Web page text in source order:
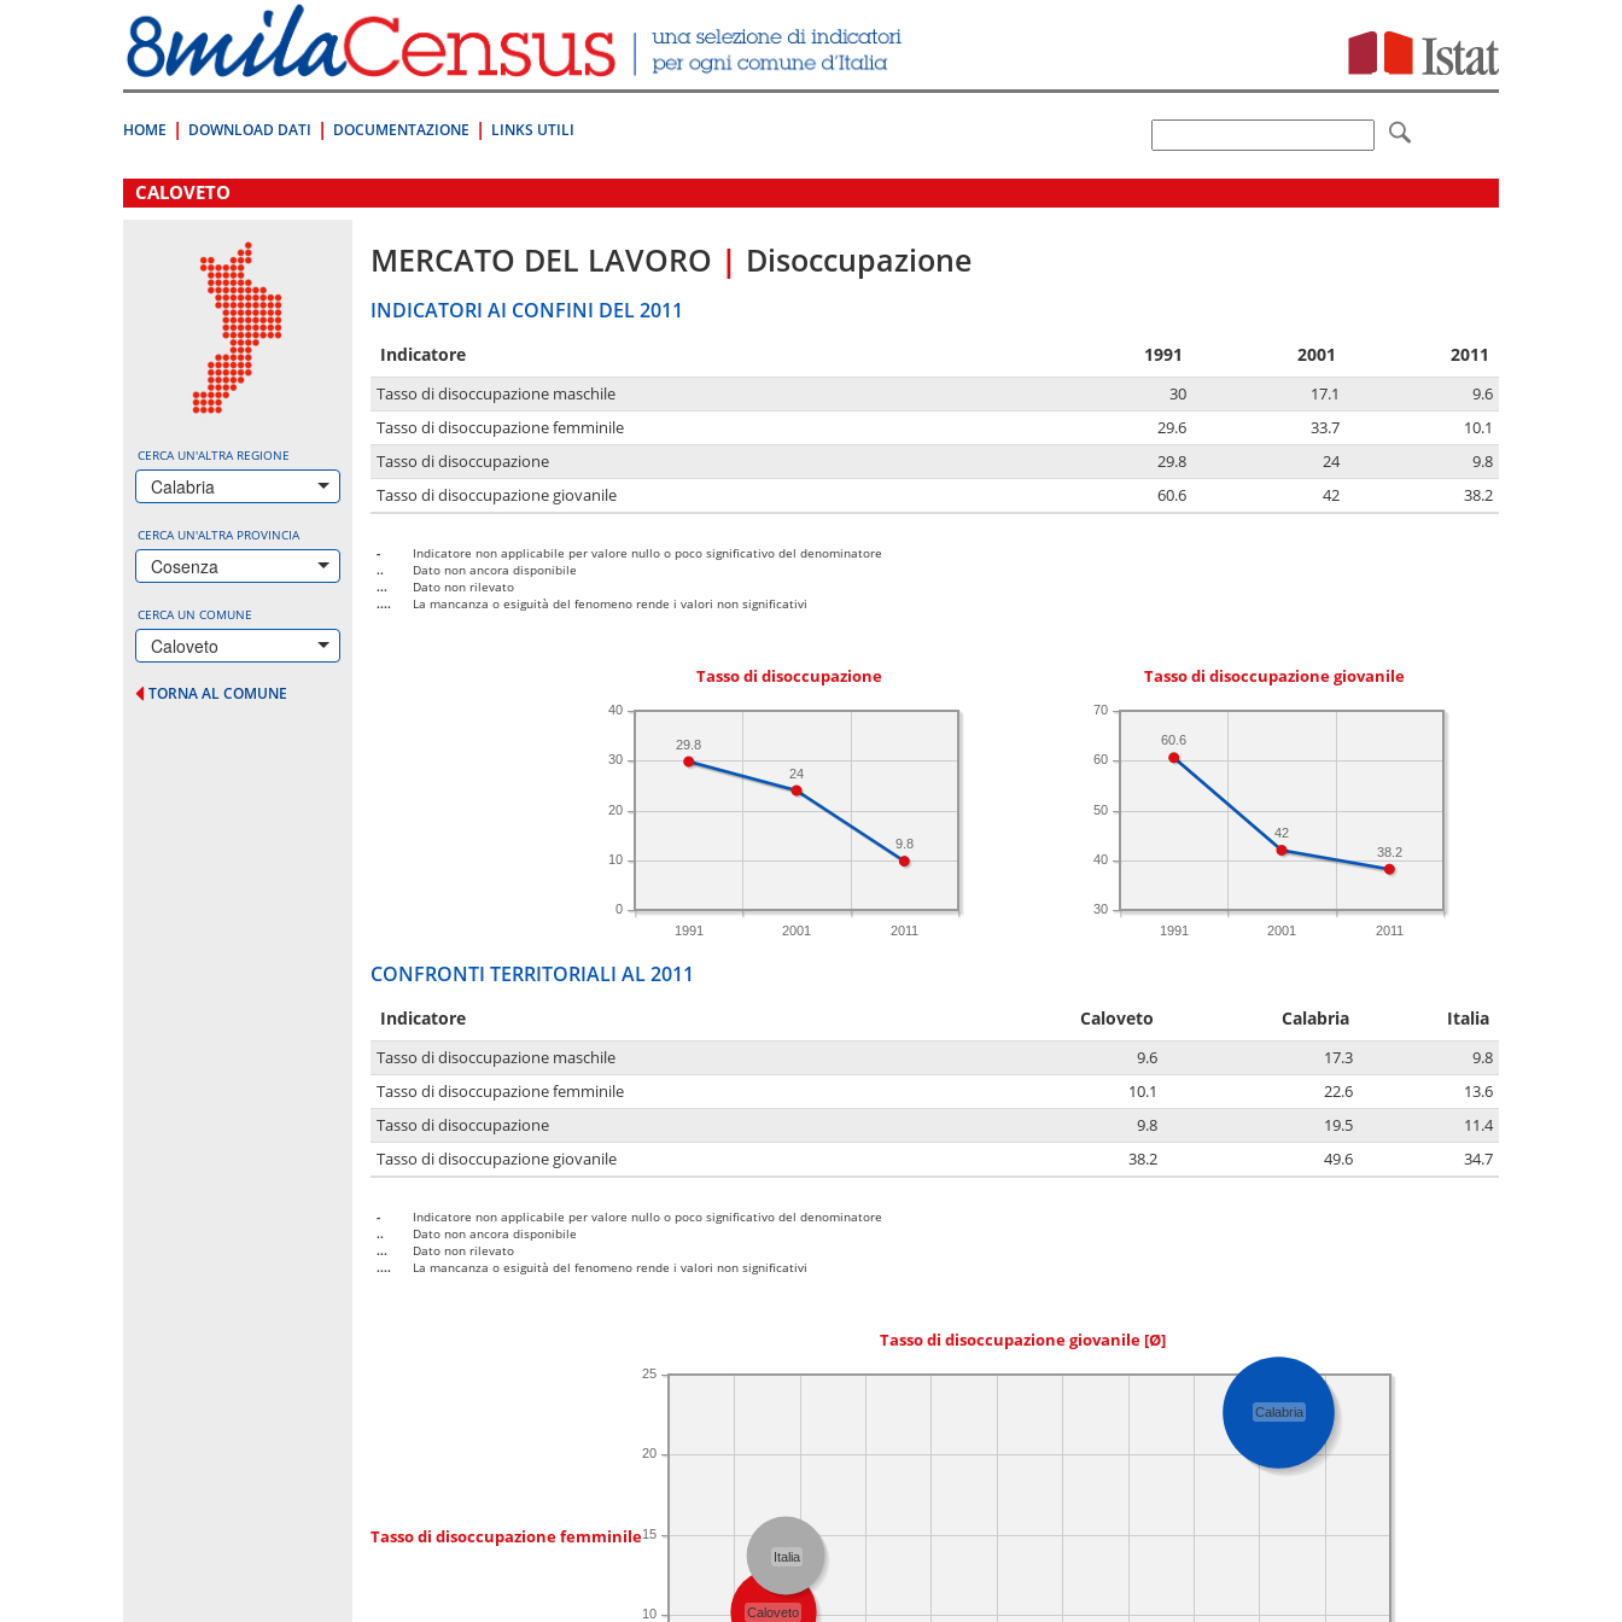
direttamente
a:
Contenuto
HOME DOWNLOAD DATI DOCUMENTAZIONE LINKS UTILI
.
CALOVETO
CERCA UN'ALTRA REGIONE
Calabria
CERCA UN'ALTRA PROVINCIA
Cosenza
CERCA UN COMUNE
Caloveto
TORNA AL COMUNE
MERCATO DEL LAVORO | Disoccupazione
INDICATORI AI CONFINI DEL 2011
Indicatore 1991 2001 2011
Tasso di disoccupazione maschile 30 17.1
9.6
Tasso di disoccupazione femminile
29.6 33.7
10.1
Tasso di disoccupazione
29.8 24
9.8
Tasso di disoccupazione giovanile
60.6 42 38.2
-
Indicatore non applicabile per valore nullo o poco significativo del denominatore
..
Dato non ancora disponibile
...
Dato non rilevato
....
La mancanza o esiguità del fenomeno rende i valori non significativi
Tasso di disoccupazione
1991 2001 2011
0
10
20
30
40
9.8
24
29.8
Tasso di disoccupazione giovanile
1991 2001 2011
30
40
50
60
70
38.2
42
60.6
CONFRONTI TERRITORIALI AL 2011
Indicatore Caloveto Calabria Italia
Tasso di disoccupazione maschile 9.6 17.3
9.8
Tasso di disoccupazione femminile
10.1 22.6
13.6
Tasso di disoccupazione
9.8 19.5
11.4
Tasso di disoccupazione giovanile
38.2 49.6 34.7
-
Indicatore non applicabile per valore nullo o poco significativo del denominatore
..
Dato non ancora disponibile
...
Dato non rilevato
....
La mancanza o esiguità del fenomeno rende i valori non significativi
Tasso di disoccupazione giovanile [Ø]
Tasso di disoccupazione femminile
10
15
20
25
Calabria
Caloveto
Italia